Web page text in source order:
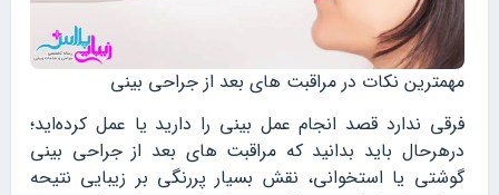
مهمترین نکات در مراقبت های بعد از جراحی بینی
فرقی ندارد قصد انجام عمل بینی را دارید یا عمل کرده‌اید؛
درهرحال باید بدانید که مراقبت های بعد از جراحی بینی
گوشتی یا استخوانی، نقش بسیار پررنگی بر زیبایی نتیحه